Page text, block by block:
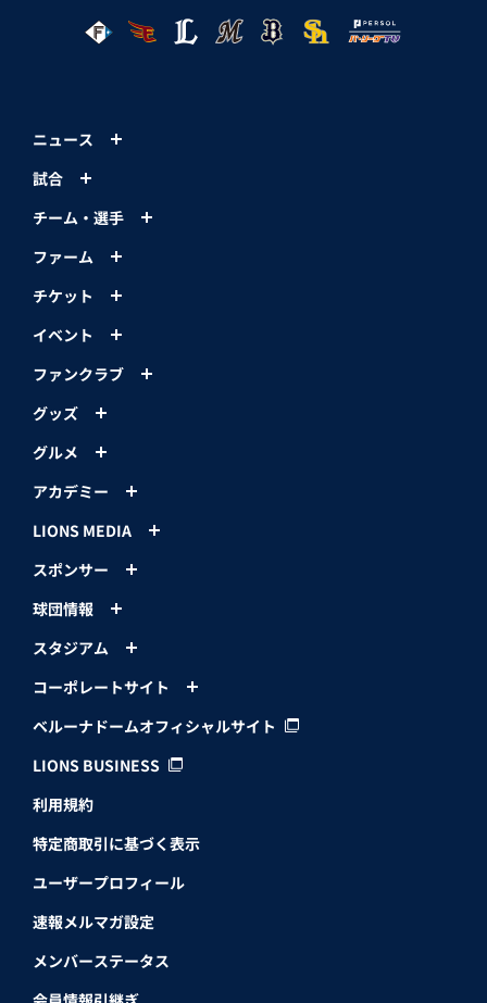
ニュース
試合
チーム・選手
ファーム
チケット
イベント
ファンクラブ
グッズ
グルメ
アカデミー
LIONS MEDIA
スポンサー
球団情報
スタジアム
コーポレートサイト
ベルーナドームオフィシャルサイト
LIONS BUSINESS
利用規約
特定商取引に基づく表示
ユーザープロフィール
速報メルマガ設定
メンバーステータス